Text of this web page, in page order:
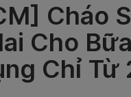
Cháo
Cho
Chỉ Từ